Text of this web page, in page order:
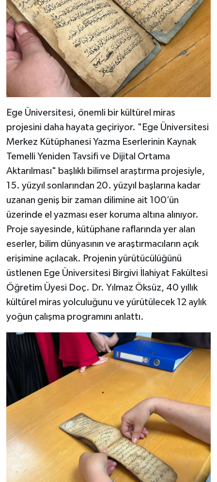
Ege Üniversitesi, önemli bir kültürel miras
projesini daha hayata geçiriyor. "Ege Üniversitesi
Merkez Kütüphanesi Yazma Eserlerinin Kaynak
Temelli Yeniden Tavsifi ve Dijital Ortama
Aktarılması" başlıklı bilimsel araştırma projesiyle,
15. yüzyıl sonlarından 20. yüzyıl başlarına kadar
uzanan geniş bir zaman dilimine ait 100’ün
üzerinde el yazması eser koruma altına alınıyor.
Proje sayesinde, kütüphane raflarında yer alan
eserler, bilim dünyasının ve araştırmacıların açık
erişimine açılacak. Projenin yürütücülüğünü
üstlenen Ege Üniversitesi Birgivi İlahiyat Fakültesi
Öğretim Üyesi Doç. Dr. Yılmaz Öksüz, 40 yıllık
kültürel miras yolculuğunu ve yürütülecek 12 aylık
yoğun çalışma programını anlattı.